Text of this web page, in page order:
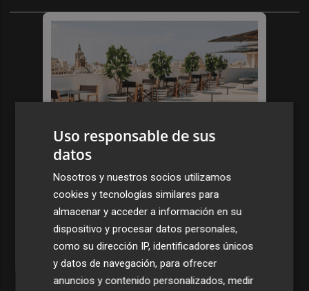
Uso responsable de sus
datos
Nosotros y nuestros socios utilizamos
cookies y tecnologías similares para
almacenar y acceder a información en su
dispositivo y procesar datos personales,
como su dirección IP, identificadores únicos
y datos de navegación, para ofrecer
anuncios y contenido personalizados, medir